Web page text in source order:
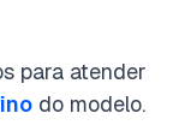
para atender
do modelo.